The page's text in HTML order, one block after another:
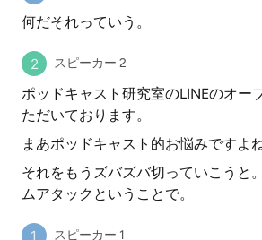
何だそれっていう。
スピーカー 2
ポッドキャスト研究室のLINEのオー
ただいております。
まあポッドキャスト的お悩みですよね
それをもうズバズバ切っていこうと
ムアタックということで。
スピーカー 1